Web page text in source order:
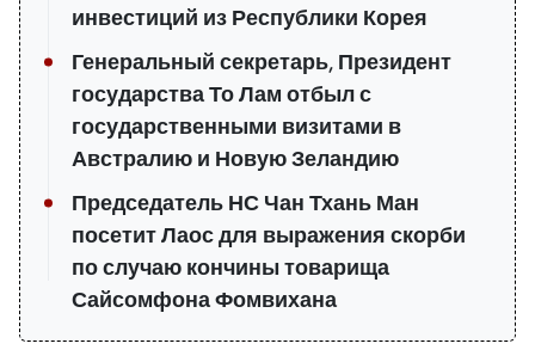
инвестиций из Республики Корея
Генеральный секретарь, Президент
государства То Лам отбыл с
государственными визитами в
Австралию и Новую Зеландию
Председатель НС Чан Тхань Ман
посетит Лаос для выражения скорби
по случаю кончины товарища
Сайсомфона Фомвихана